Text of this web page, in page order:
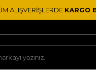
ALIŞVERİŞLERDE KARGO